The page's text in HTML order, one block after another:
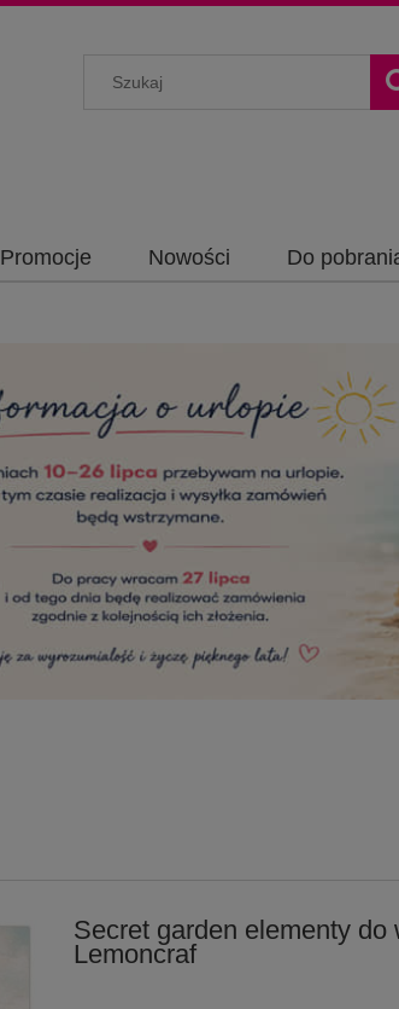
Promocje Nowości Do
Secret garden elementy
Lemoncraf